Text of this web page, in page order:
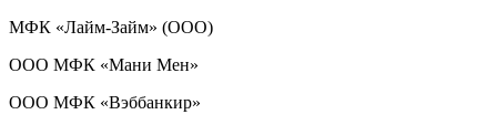
МФК «Лайм-Займ» (ООО)
ООО МФК «Мани Мен»
ООО МФК «Вэббанкир»